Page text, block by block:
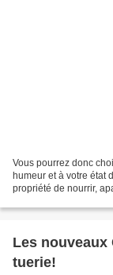
Vous pourrez donc
humeur et à votre état
propriété de nourrir,
Les
tuerie!